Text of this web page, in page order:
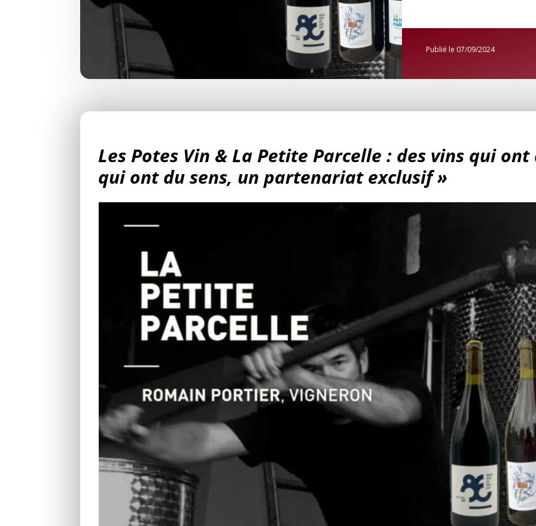
Publié le 07/09/2024
Les Potes Vin & La Petite Parcelle : des vins qui
qui ont du sens, un partenariat exclusif »